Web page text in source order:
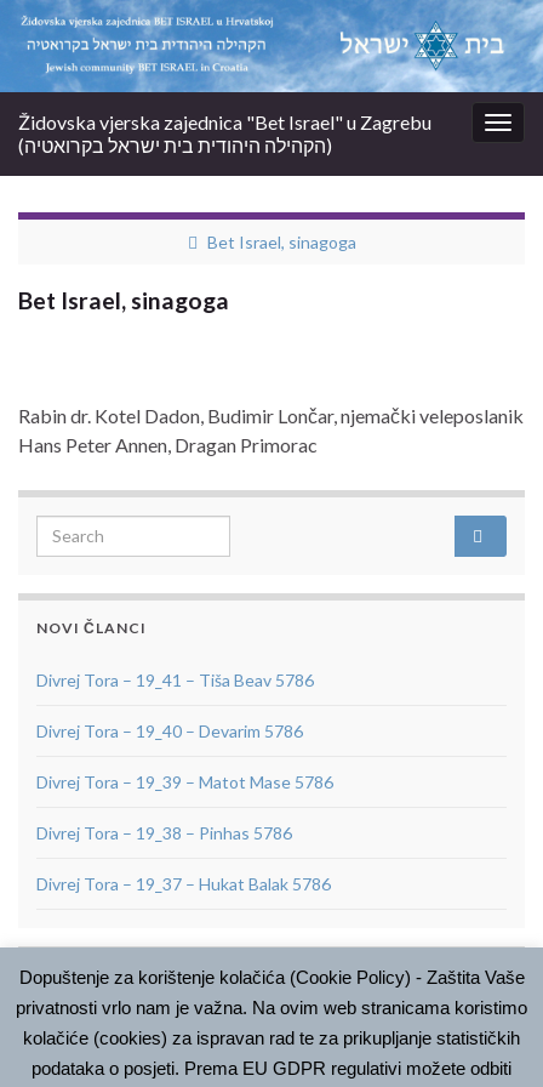
Židovska vjerska zajednica "Bet Israel" u Zagrebu
(הקהילה היהודית בית ישראל בקרואטיה)
Bet Israel, sinagoga
Bet Israel, sinagoga
Rabin dr. Kotel Dadon, Budimir Lončar, njemački veleposlanik
Hans Peter Annen, Dragan Primorac
Search for:
NOVI ČLANCI
Divrej Tora – 19_41 – Tiša Beav 5786
Divrej Tora – 19_40 – Devarim 5786
Divrej Tora – 19_39 – Matot Mase 5786
Divrej Tora – 19_38 – Pinhas 5786
Divrej Tora – 19_37 – Hukat Balak 5786
ARHIVA
Arhiva
Dopuštenje za korištenje kolačića (Cookie Policy) - Zaštita Vaše
privatnosti vrlo nam je važna. Na ovim web stranicama koristimo
kolačiće (cookies) za ispravan rad te za prikupljanje statističkih
podataka o posjeti. Prema EU GDPR regulativi možete odbiti